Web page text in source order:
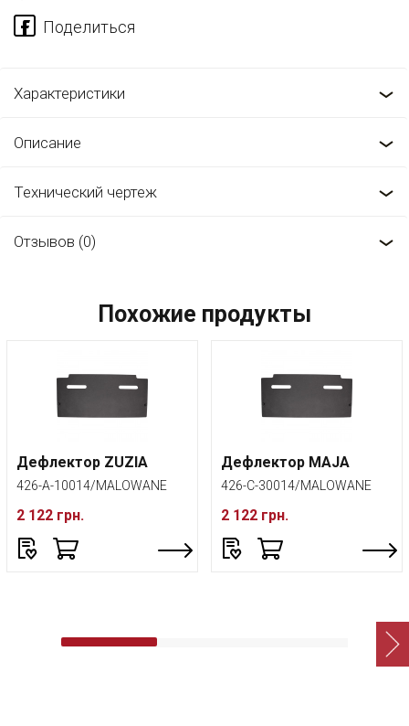
Характеристики
Описание
Технический чертеж
Отзывов (0)
Похожие продукты
Дефлектор ZUZIA
426-A-10014/MALOWANE
2 122 грн.
Дефлектор MAJA
426-C-30014/MALOWANE
2 122 грн.